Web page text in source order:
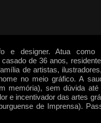
e designer. Atua
de 36 anos,
de artistas,
no meio gráfico. A
memória), sem dúvida até
e incentivador das artes
de Imprensa).